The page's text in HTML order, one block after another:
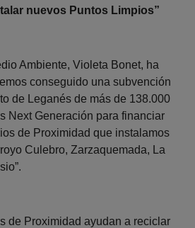
nuevos Puntos Limpios”
Ambiente, Violeta Bonet, ha
conseguido una subvención
de Leganés de más de 138.000
Next Generación para financiar
de Proximidad que instalamos
Culebro, Zarzaquemada, La
de Proximidad ayudan a reciclar